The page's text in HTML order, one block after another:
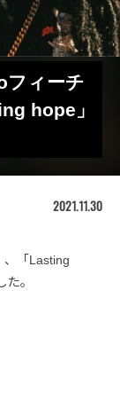
フィーチ
hope」
2021.11.30
、「Lasting
。